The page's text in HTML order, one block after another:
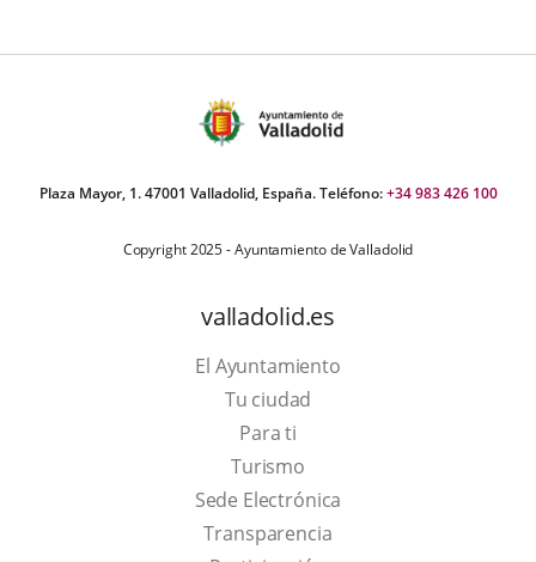
Plaza Mayor, 1. 47001 Valladolid, España. Teléfono:+34 983 426 100
Copyright 2025 - Ayuntamiento de Valladolid
valladolid.es
El Ayuntamiento
Tu ciudad
Para ti
TurismoThis
link
will
Sede Electrónica
Transparencia